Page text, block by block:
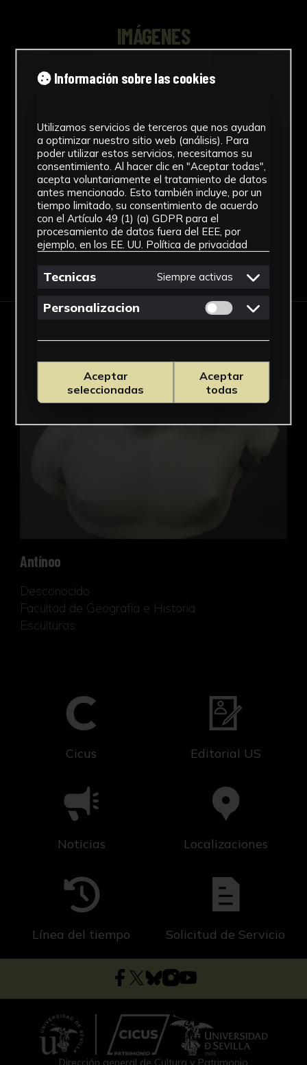
IMÁGENES
Antínoo
Desconocido
Facultad de Geografía e Historia
Esculturas
Cicus Editorial US
Noticias Localizaciones
Línea del tiempo Solicitud de Servicio
Dirección general de Cultura y Patrimonio
Información sobre las cookies
Utilizamos servicios de terceros que nos ayudan
a optimizar nuestro sitio web (análisis). Para
poder utilizar estos servicios, necesitamos su
consentimiento. Al hacer clic en "Aceptar todas",
acepta voluntariamente el tratamiento de datos
antes mencionado. Esto también incluye, por un
tiempo limitado, su consentimiento de acuerdo
con el Artículo 49 (1) (a) GDPR para el
procesamiento de datos fuera del EEE, por
ejemplo, en los EE. UU. Política de privacidad
Tecnicas Siempre activas
Personalizacion Permitir cookies
Aceptar
seleccionadas
Aceptar
todas